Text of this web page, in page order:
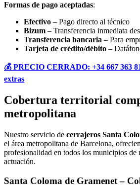
Formas de pago aceptadas:
Efectivo – Pago directo al técnico
Bizum – Transferencia inmediata
Transferencia bancaria – Para
Tarjeta de crédito/débito –
💰 PRECIO CERRADO: +34 667 363
extras
Cobertura territorial
metropolitana
Nuestro servicio de cerrajeros Santa
el área metropolitana de Barcelona,
profesionalidad en todos los municipios de
actuación.
Santa Coloma de Gramenet –